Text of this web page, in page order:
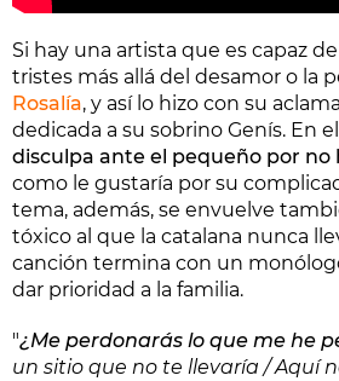
Si hay una artista que es capaz
tristes más allá del desamor o la
Rosalía, y así lo hizo con su
dedicada a su sobrino Genís. En
disculpa ante el pequeño por no
como le gustaría por su
tema, además, se envuelve
tóxico al que la catalana nunca
canción termina con un
dar prioridad a la familia.
"¿Me perdonarás lo que me he
un sitio que no te llevaría / Aquí